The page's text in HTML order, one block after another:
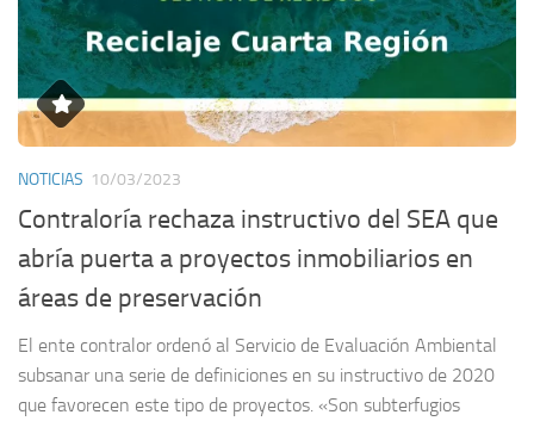
NOTICIAS 10/03/2023
Contraloría rechaza instructivo del SEA que
abría puerta a proyectos inmobiliarios en
áreas de preservación
El ente contralor ordenó al Servicio de Evaluación Ambiental
subsanar una serie de definiciones en su instructivo de 2020
que favorecen este tipo de proyectos. «Son subterfugios